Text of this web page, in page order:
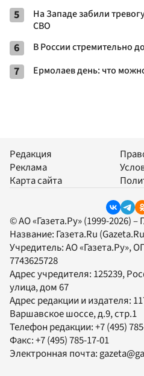
5
На Западе забили
СВО
6 В России стремительно
7 Ермолаев день: что
Редакция
Реклама
Карта сайта
© АО «Газета.Ру» (1999-2026)
Название: Газета.Ru
Учредитель:АО «Газета.Ру»,
7743625728
Адрес учредителя: 125239,
улица, дом 67
Адрес редакции и издателя:
Варшавское шоссе, д.9, стр.1
Телефон редакции:+7 (495)
Факс:+7 (495) 785-17-01
Электронная почта: